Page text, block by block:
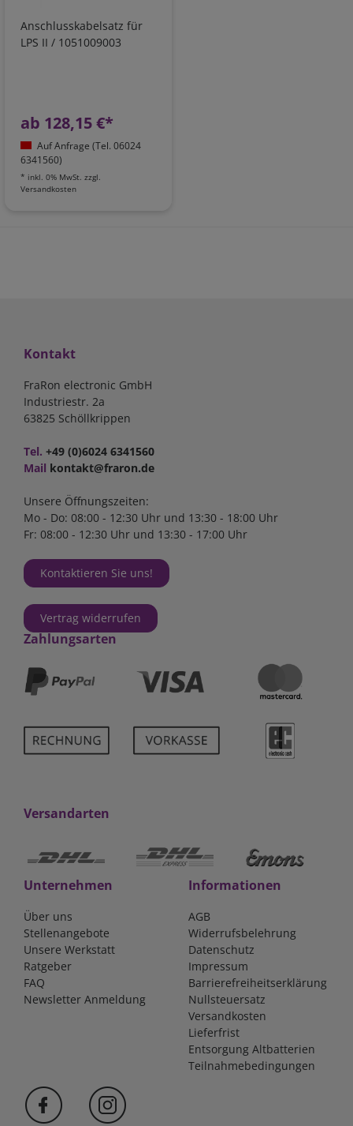
Anschlusskabelsatz für
LPS II / 1051009003
ab 128,15 €*
Auf Anfrage (Tel. 06024
6341560)
* inkl. 0% MwSt. zzgl.
Versandkosten
Kontakt
FraRon electronic GmbH
Industriestr. 2a
63825 Schöllkrippen
Tel. +49 (0)6024 6341560
Mail kontakt@fraron.de
Unsere Öffnungszeiten:
Mo - Do: 08:00 - 12:30 Uhr und 13:30 - 18:00 Uhr
Fr: 08:00 - 12:30 Uhr und 13:30 - 17:00 Uhr
Kontaktieren Sie uns!
Vertrag widerrufen
Zahlungsarten
Versandarten
Unternehmen
Über uns
Stellenangebote
Unsere Werkstatt
Ratgeber
FAQ
Newsletter Anmeldung
Informationen
AGB
Widerrufsbelehrung
Datenschutz
Impressum
Barrierefreiheitserklärung
Nullsteuersatz
Versandkosten
Lieferfrist
Entsorgung Altbatterien
Teilnahmebedingungen